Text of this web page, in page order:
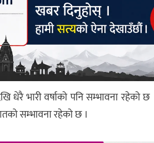
धेरै भारी वर्षाको पनि सम्भावना रहेको
सम्भावना रहेको छ ।